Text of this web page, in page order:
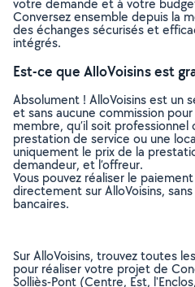
votre demande et à votre
Conversez ensemble depuis la
des échanges sécurisés et
intégrés.
Est-ce que AlloVoisins est
Absolument ! AlloVoisins est un
et sans aucune commission
membre, qu’il soit
prestation de service ou une
uniquement le prix de la
demandeur, et l’offreur.
Vous pouvez réaliser le
directement sur AlloVoisins,
bancaires.
Sur AlloVoisins, trouvez toutes
pour réaliser votre projet de
Solliès-Pont (Centre, Est,